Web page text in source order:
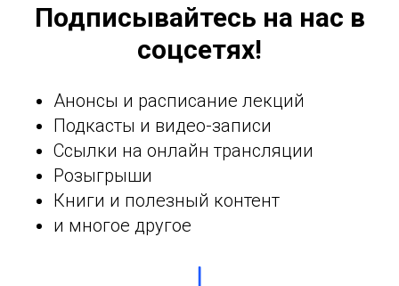
Подписывайтесь на нас в
соцсетях!
Анонсы и расписание лекций
Подкасты и видео-записи
Ссылки на онлайн трансляции
Розыгрыши
Книги и полезный контент
и многое другое